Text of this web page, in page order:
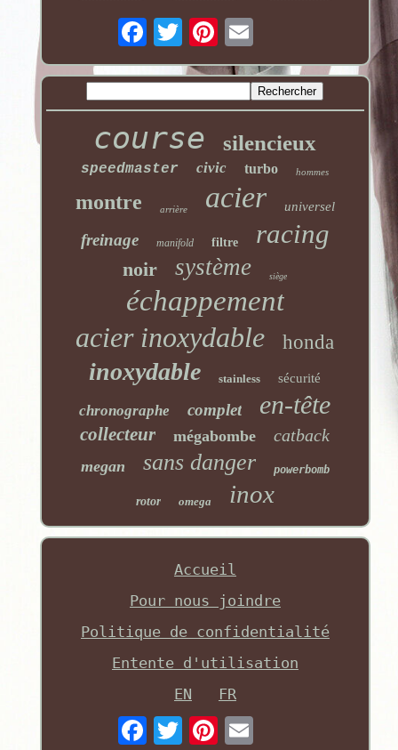
course silencieux
speedmaster civic turbo hommes
montre arrière acier universel
freinage manifold filtre racing
noir système siège
échappement
acier inoxydable
honda
inoxydable stainless sécurité
chronographe complet en-tête
collecteur mégabombe catback
megan sans danger powerbomb
rotor omega inox
Accueil
Pour nous joindre
Politique de confidentialité
Entente d'utilisation
EN
FR